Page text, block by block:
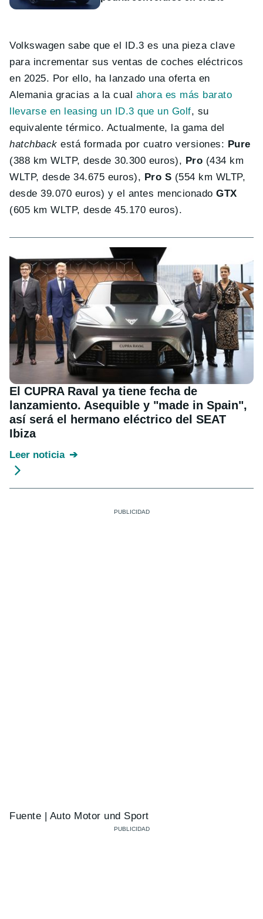
Volkswagen sabe que el ID.3 es una pieza clave
para incrementar sus ventas de coches eléctricos
en 2025. Por ello, ha lanzado una oferta en
Alemania gracias a la cual ahora es más barato
llevarse en leasing un ID.3 que un Golf, su
equivalente térmico. Actualmente, la gama del
hatchback está formada por cuatro versiones: Pure
(388 km WLTP, desde 30.300 euros), Pro (434 km
WLTP, desde 34.675 euros), Pro S (554 km WLTP,
desde 39.070 euros) y el antes mencionadoGTX
(605 km WLTP, desde 45.170 euros).
El CUPRA Raval ya tiene fecha de
lanzamiento. Asequible y "made in Spain",
así será el hermano eléctrico del SEAT
Ibiza
Leer noticia
Fuente | Auto Motor und Sport